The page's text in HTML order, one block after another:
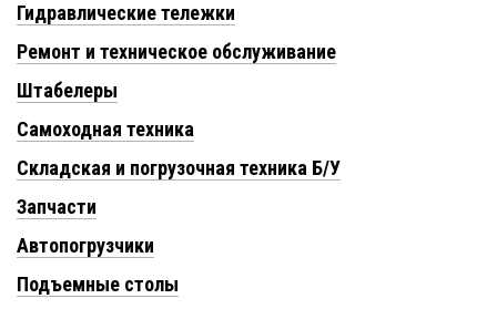
Гидравлические тележки
Ремонт и техническое обслуживание
Штабелеры
Самоходная техника
Складская и погрузочная техника Б/У
Запчасти
Автопогрузчики
Подъемные столы